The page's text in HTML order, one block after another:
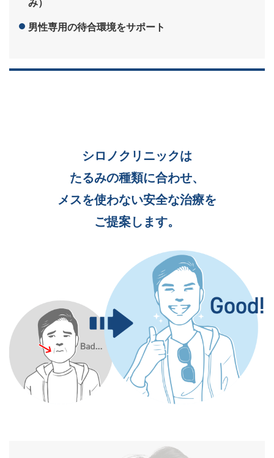
男性専用の待合環境をサポート
シロノクリニックは
たるみの種類に合わせ、
メスを使わない安全な治療を
ご提案します。